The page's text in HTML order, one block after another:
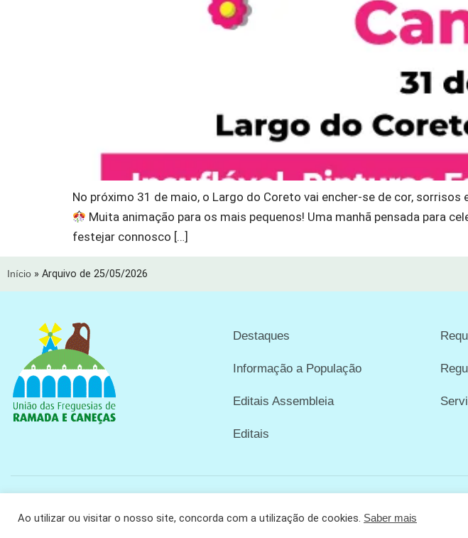
No próximo 31 de maio, o Largo do Coreto vai encher-se de cor, sorrisos
Muita animação para os mais pequenos! Uma manhã pensada para
festejar connosco […]
Início » Arquivo de 25/05/2026
Destaques
Informação a População
Editais Assembleia
Editais
Ao utilizar ou visitar o nosso site, concorda com a utilização de cookies. Saber mais